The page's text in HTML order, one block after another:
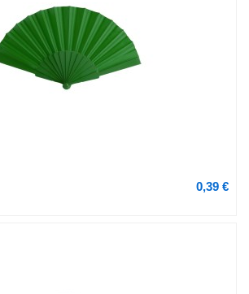
0,39 €